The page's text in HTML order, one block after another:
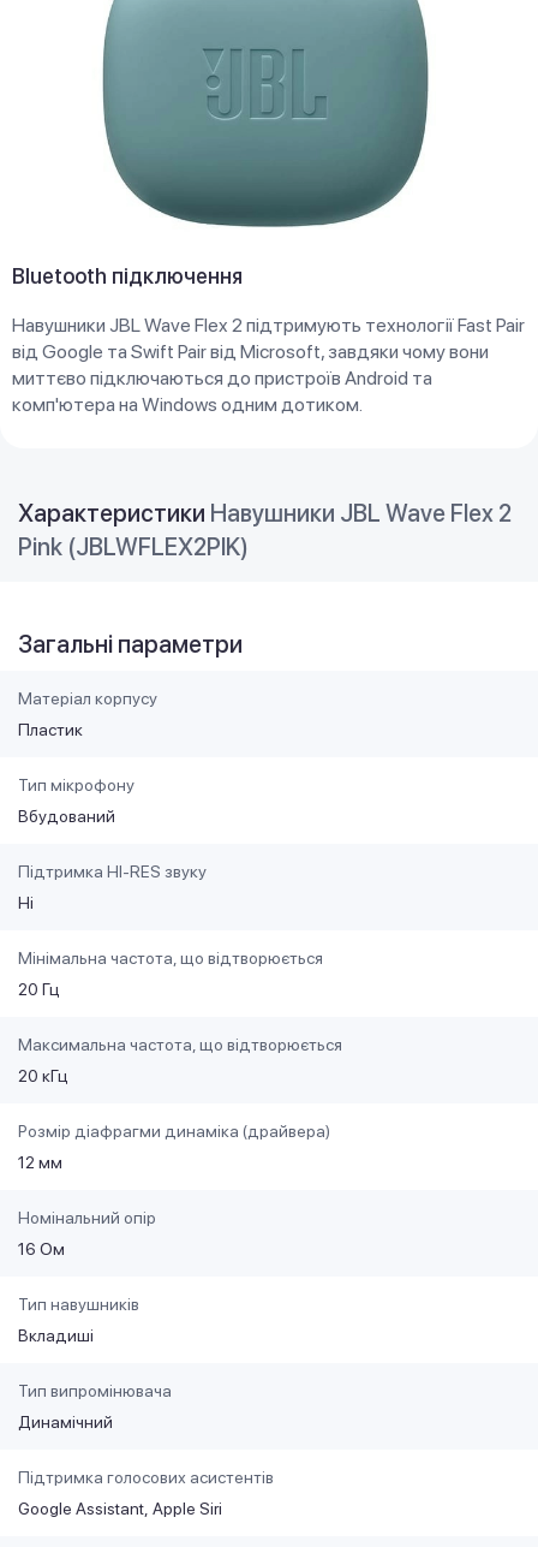
Bluetooth підключення
Навушники JBL Wave Flex 2 підтримують технології Fast Pair
від Google та Swift Pair від Microsoft, завдяки чому вони
миттєво підключаються до пристроїв Android та
комп'ютера на Windows одним дотиком.
Характеристики Навушники JBL Wave Flex 2
Pink (JBLWFLEX2PIK)
Загальні параметри
Матеріал корпусу
Пластик
Тип мікрофону
Вбудований
Підтримка HI-RES звуку
Ні
Мінімальна частота, що відтворюється
20 Гц
Максимальна частота, що відтворюється
20 кГц
Розмір діафрагми динаміка (драйвера)
12 мм
Номінальний опір
16 Ом
Тип навушників
Вкладиші
Тип випромінювача
Динамічний
Підтримка голосових асистентів
Google Assistant Apple Siri